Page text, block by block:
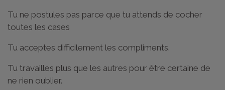
Tu ne postules pas parce que tu attends de cocher
toutes les cases
Tu acceptes difficilement les compliments.
Tu travailles plus que les autres pour être certaine de
ne rien oublier.